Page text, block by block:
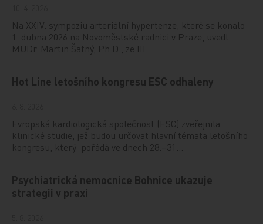
Na XXIV. sympoziu arteriální hypertenze, které se konalo
1. dubna 2026 na Novoměstské radnici v Praze, uvedl
MUDr. Martin Šatný, Ph.D., ze III.…
Hot Line letošního kongresu ESC odhaleny
Evropská kardiologická společnost (ESC) zveřejnila
klinické studie, jež budou určovat hlavní témata letošního
kongresu, který pořádá ve dnech 28.–31…
Psychiatrická nemocnice Bohnice ukazuje
strategii v praxi